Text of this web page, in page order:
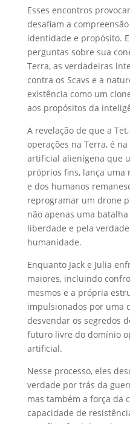
Esses encontros
desafiam a
identidade e propósito.
perguntas sobre sua
Terra, as verdadeiras
contra os Scavs e a
existência como um
aos propósitos da
A revelação de que a
operações na Terra, é
artificial alienígena que
próprios fins, lança uma
e dos humanos
reprogramar um drone
não apenas uma
liberdade e pela
humanidade.
Enquanto Jack e Julia
maiores, incluindo
mesmos e a própria
impulsionados por uma
desvendar os segredos
futuro livre do domínio
artificial.
Nesse processo, eles
verdade por trás da
mas também a força da
capacidade de